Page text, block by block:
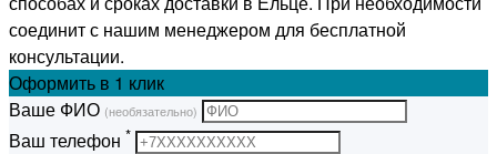
соединит с нашим менеджером для бесплатной
консультации.
Оформить в 1 клик
Ваше ФИО (необязательно)
Ваш телефон *